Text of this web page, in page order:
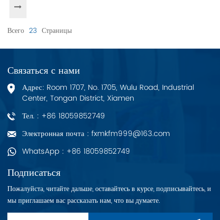
Всего 23 Страницы
Связаться с нами
Адрес: Room 1707, No. 1705, Wulu Road, Industrial
Center, Tongan District, Xiamen
Тел. : +86 18059852749
Электронная почта : fxmkfm999@163.com
WhatsApp : +86 18059852749
Подписаться
Пожалуйста, читайте дальше, оставайтесь в курсе, подписывайтесь, и
мы приглашаем вас рассказать нам, что вы думаете.